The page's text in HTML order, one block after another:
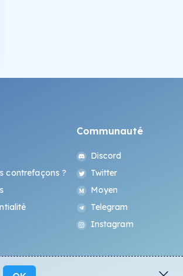
contrefaçons ?
Communauté
Discord
Twitter
Moyen
Telegram
Instagram